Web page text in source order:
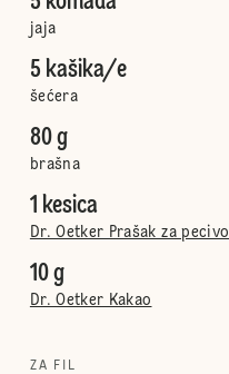
jaja
5 kašika/e
šećera
80 g
brašna
1 kesica
Dr. Oetker Prašak za pecivo
10 g
Dr. Oetker Kakao
ZA FIL